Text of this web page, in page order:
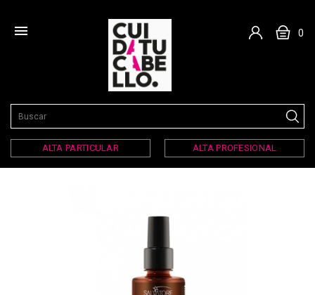
 0
ALTA PARTICULAR ALTA PROFESIONAL